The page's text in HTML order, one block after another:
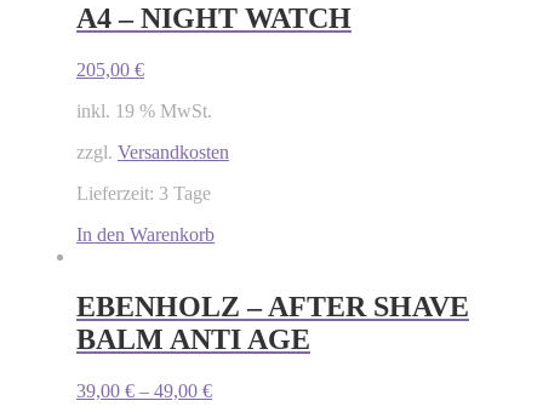
A4 – NIGHT WATCH
205,00 €
inkl. 19 % MwSt.
zzgl. Versandkosten
Lieferzeit: 3 Tage
In den Warenkorb
EBENHOLZ – AFTER SHAVE
BALM ANTI AGE
39,00 € – 49,00 €